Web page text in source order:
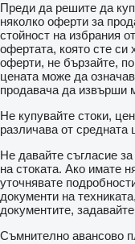
Преди да решите да
няколко оферти за
стойност на избрания
офертата, която сте си
оферти, не бързайте,
цената може да
продавача да извърши
Не купувайте стоки,
различава от средната
Не давайте съгласие
на стоката. Ако имате
уточнявате
документи на
документите,
Съмнително авансово